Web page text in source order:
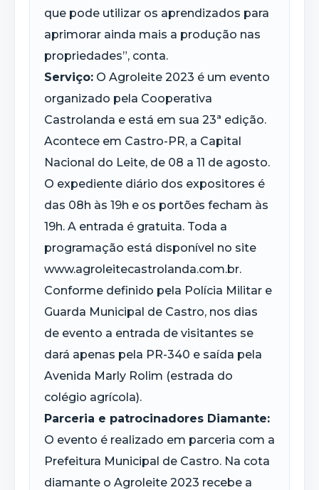
que pode utilizar os aprendizados para
aprimorar ainda mais a produção nas
propriedades”, conta.
Serviço: O Agroleite 2023 é um evento
organizado pela Cooperativa
Castrolanda e está em sua 23ª edição.
Acontece em Castro-PR, a Capital
Nacional do Leite, de 08 a 11 de agosto.
O expediente diário dos expositores é
das 08h às 19h e os portões fecham às
19h. A entrada é gratuita. Toda a
programação está disponível no site
www.agroleitecastrolanda.com.br.
Conforme definido pela Polícia Militar e
Guarda Municipal de Castro, nos dias
de evento a entrada de visitantes se
dará apenas pela PR-340 e saída pela
Avenida Marly Rolim (estrada do
colégio agrícola).
Parceria e patrocinadores Diamante:
O evento é realizado em parceria com a
Prefeitura Municipal de Castro. Na cota
diamante o Agroleite 2023 recebe a